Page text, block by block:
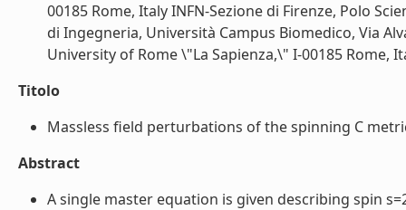
00185 Rome, Italy INFN-Sezione di Firenze, Polo
di Ingegneria, Università Campus Biomedico, Via
University of Rome \"La Sapienza,\" I-00185 Rome,
Titolo
Massless field perturbations of the spinning C
Abstract
A single master equation is given describing spin